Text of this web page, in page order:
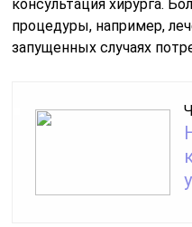
консультация хирурга.
процедуры, например,
запущенных случаях